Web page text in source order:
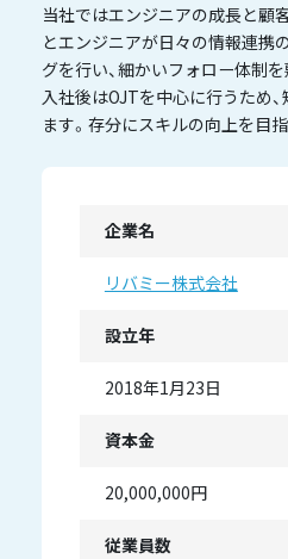
当社ではエンジニアの成長と顧
とエンジニアが日々の情報連携
グを行い、細かいフォロー体制を
入社後はOJTを中心に行うため
ます。存分にスキルの向上を目指
企業名
リバミー株式会社
設立年
2018年1月23日
資本金
20,000,000円
従業員数